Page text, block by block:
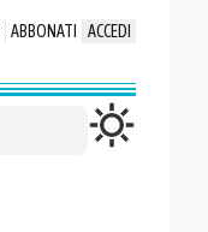
ABBONATI ACCEDI